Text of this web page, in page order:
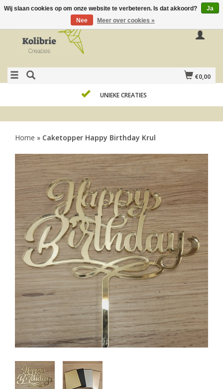
€0,00
UNIEKE CREATIES
Home » Caketopper Happy Birthday Krul
Wij slaan cookies op om onze website te verbeteren. Is dat akkoord?
Ja
Nee
Meer over cookies »